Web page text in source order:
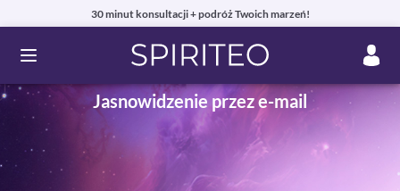
30 minut konsultacji + podróż Twoich marzeń!
Ouvrir le menu
Jasnowidzenie przez e-mail